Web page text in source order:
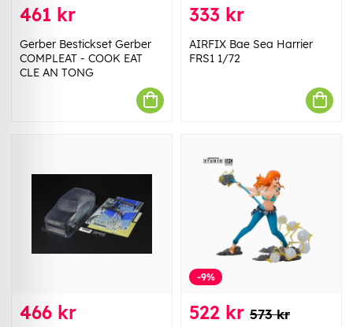
461 kr
Gerber Bestickset Gerber
COMPLEAT - COOK EAT
CLE AN TONG
333 kr
AIRFIX Bae Sea Harrier
FRS1 1/72
466 kr
-9%
522 kr 573 kr